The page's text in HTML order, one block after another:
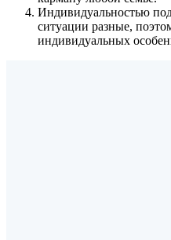
Индивидуальностью
ситуации разные,
индивидуальных